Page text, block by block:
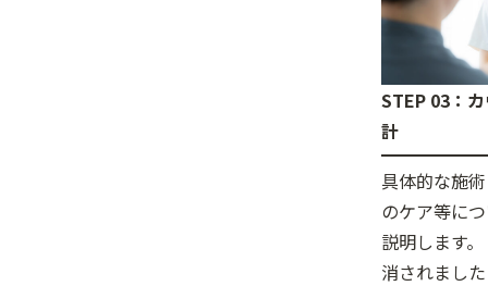
STEP 03：
計
具体的な施
のケア等に
説明します
消されまし